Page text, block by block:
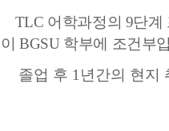
TLC 어학과정의 9단계
이BGSU 학부에 조건부
졸업 후 1 년간의 현지